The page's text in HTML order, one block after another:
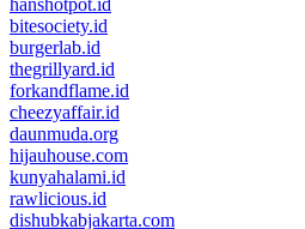
hanshotpot.id
bitesociety.id
burgerlab.id
thegrillyard.id
forkandflame.id
cheezyaffair.id
daunmuda.org
hijauhouse.com
kunyahalami.id
rawlicious.id
dishubkabjakarta.com